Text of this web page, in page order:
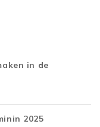
in de
2025